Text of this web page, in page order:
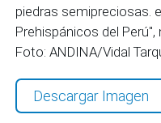
piedras semipreciosas.
Prehispánicos del
Foto: ANDINA/Vidal
Descargar Imagen